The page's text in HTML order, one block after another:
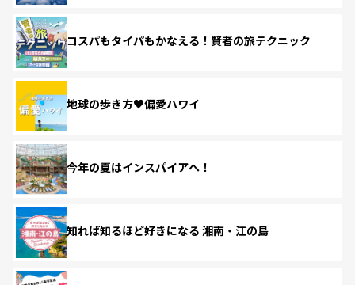
コスパもタイパもかなえる！賢者の旅テクニック
地球の歩き方♥偏愛ハワイ
今年の夏はインスパイアへ！
知れば知るほど好きになる 湘南・江の島